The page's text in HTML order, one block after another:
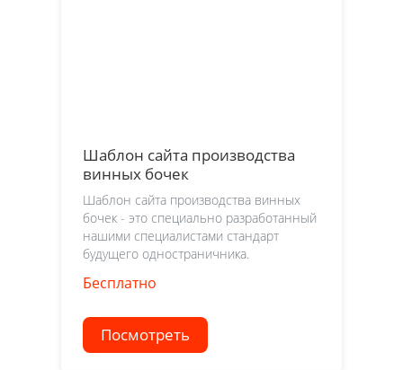
Шаблон сайта производства
винных бочек
Шаблон сайта производства винных
бочек - это специально разработанный
нашими специалистами стандарт
будущего одностраничника.
Бесплатно
Посмотреть